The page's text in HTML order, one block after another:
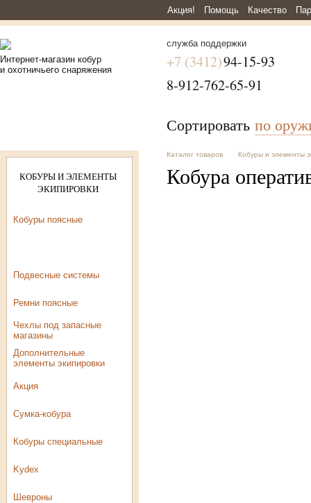
Акция! Помощь Качество
Интернет-магазин кобур
и охотничьего снаряжения
служба поддержки
+7 (3412)94-15-93
8-912-762-65-91
Сортировать по
Каталог товаров Кобуры и элементы
Кобура
КОБУРЫ И ЭЛЕМЕНТЫ
ЭКИПИРОВКИ
Кобуры поясные
Подвесные системы
Ремни поясные
Чехлы под запасные
магазины
Дополнительные
элементы экипировки
Акция
Сумка-кобура
Кобуры специальные
Kydex
Шевроны